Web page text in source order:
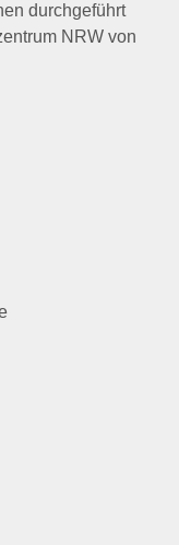
durchgeführt
NRW von